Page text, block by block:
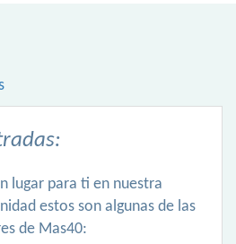
lugar para ti en nuestra
estos son algunas de las
de Mas40: